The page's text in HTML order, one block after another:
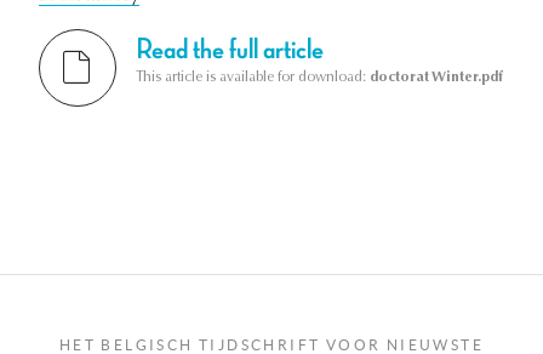
Read the full article
This article is available for download: doctorat Winter.pdf
HET BELGISCH TIJDSCHRIFT VOOR NIEUWSTE